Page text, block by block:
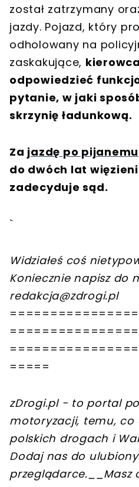
został zatrzymany
jazdy. Pojazd, który
odholowany na
zaskakujące,
odpowiedzieć
pytanie, w jaki
skrzynię ładunkową.
Za jazdę po pijanemu
do dwóch lat
zadecyduje sąd.
`
Widziałeś coś
Koniecznie napisz do
redakcja@zdrogi.pl
=====
zDrogi.pl - to portal
motoryzacji, temu, co
polskich drogach i
Dodaj nas do
przeglądarce.__Masz